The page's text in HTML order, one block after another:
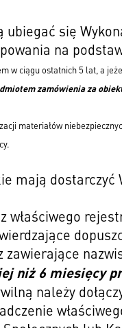
się
na
ciągu ostatnich 5 lat, a
zamówienia za
materiałów
mają
właściwego
niż 6 miesięcy
należy